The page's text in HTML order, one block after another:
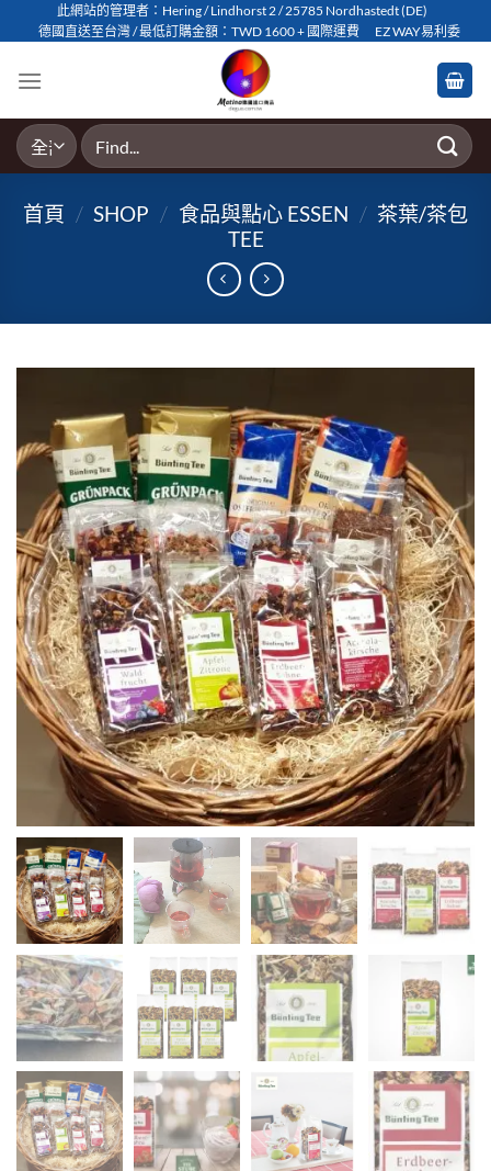
to
此網站的管理者：Hering / Lindhorst 2 / 25785 Nordhastedt (DE)
德國直送至台灣 / 最低訂購金額：TWD 1600 + 國際運費
EZ WAY易利委
搜
尋
鍵
首頁 / SHOP / 食品與點心 ESSEN / 茶葉/茶包
TEE